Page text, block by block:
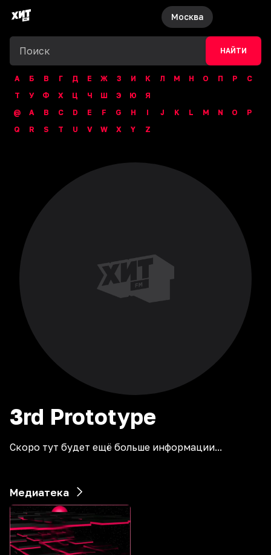
Москва
НАЙТИ
А Б В Г Д Е Ж З И К Л М Н О П Р
С
Т
У Ф Х Ц Ч Ш Э Ю
Я
@
A B C D E F G H I J K L M N O
P
Q
R S T U V W X Y Z
3rd Prototype
Скоро тут будет ещё больше информации...
Медиатека